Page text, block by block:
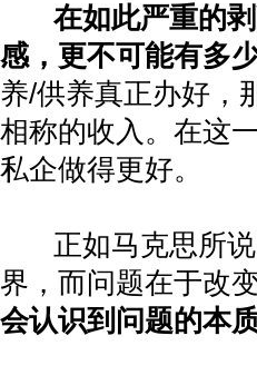
在如此严重的
感，更不可能有多
养/供养真正办好，
相称的收入。在这
私企做得更好。
正如马克思所说
界，而问题在于改
会认识到问题的本